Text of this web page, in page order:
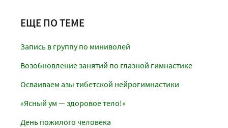
ЕЩЕ ПО ТЕМЕ
Запись в группу по миниволей
Возобновление занятий по глазной гимнастике
Осваиваем азы тибетской нейрогимнастики
«Ясный ум — здоровое тело!»
День пожилого человека